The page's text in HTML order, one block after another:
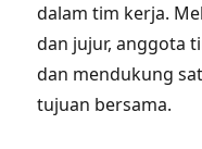
dalam tim kerja.
dan jujur, anggota
dan mendukung
tujuan bersama.